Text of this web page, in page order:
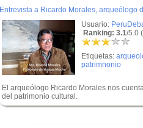
Entrevista a Ricardo Morales, arqueólogo
Usuario:
Ranking: 3.1/5.0
Etiquetas:
patrimnonio
El arqueólogo Ricardo Morales nos
del patrimonio cultural.